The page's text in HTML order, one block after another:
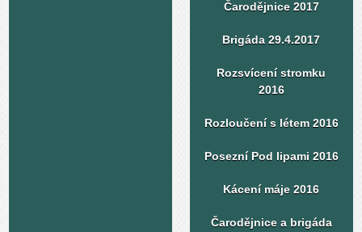
Čarodějnice 2017
Brigáda 29.4.2017
Rozsvícení stromku
2016
Rozloučení s létem 2016
Posezní Pod lipami 2016
Kácení máje 2016
Čarodějnice a brigáda